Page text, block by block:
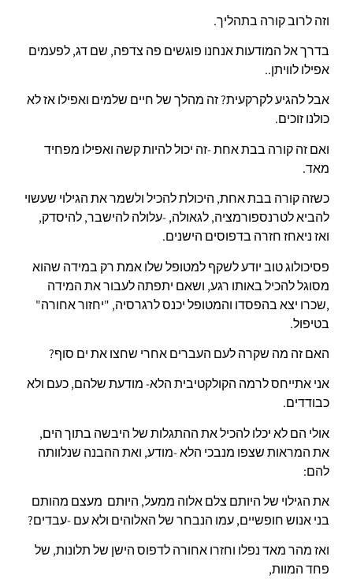
וזה לרוב קורה בתהליך.
בדרך אל המודעות אנחנו פוגשים פה צדפה, שם דג, לפעמים
אפילו לוויתן..
אבל להגיע לקרקעית? זה מהלך של חיים שלמים ואפילו אז לא
כולנו זוכים.
ואם זה קורה בבת אחת -זה יכול להיות קשה ואפילו מפחיד
מאד.
כשזה קורה בבת אחת, היכולת להכיל ולשמר את הגילוי שעשוי
להביא לטרנספורמציה, לגאולה, -עלולה להישבר, להיסדק,
ואז ניאחז חזרה בדפוסים הישנים.
פסיכולוג טוב יודע לשקף למטופל שלו אמת רק במידה שהוא
מסוגל להכיל באותו רגע, ושאם יתפתה לעבור את המידה
,שכרו יצא בהפסדו והמטופל יכנס לרגרסיה, "יחזור אחורה"
בטיפול.
האם זה מה שקרה לעם העברים אחרי שחצו את ים סוף?
אני אתייחס לרמה הקולקטיבית הלא- מודעת שלהם, כעם ולא
כבודדים.
אולי הם לא יכלו להכיל את ההתגלות של היבשה בתוך הים,
את המראות שצפו מנבכי הלא -מודע, ואת ההבנה שנלוותה
להם:
את הגילוי של היותם צלם אלוה ממעל, היותם מעצם מהותם
בני אנוש חופשיים, עמו הנבחר של האלוהים ולא עם -עבדים?
ואז מהר מאד נפלו וחזרו אחורה לדפוס הישן של תלונות, של
פחד המוות,